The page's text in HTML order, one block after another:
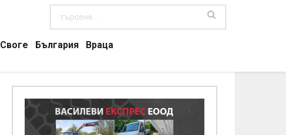
Своге България
Враца